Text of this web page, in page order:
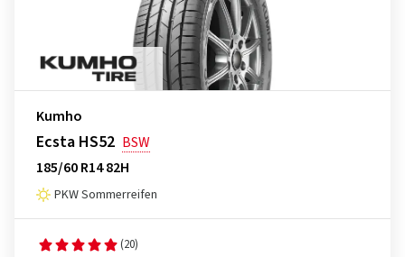
Kumho
Ecsta HS52 BSW
185/60 R14 82H
PKW Sommerreifen
(20)